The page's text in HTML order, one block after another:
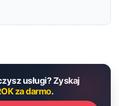
usługi? Zyskaj
za darmo.